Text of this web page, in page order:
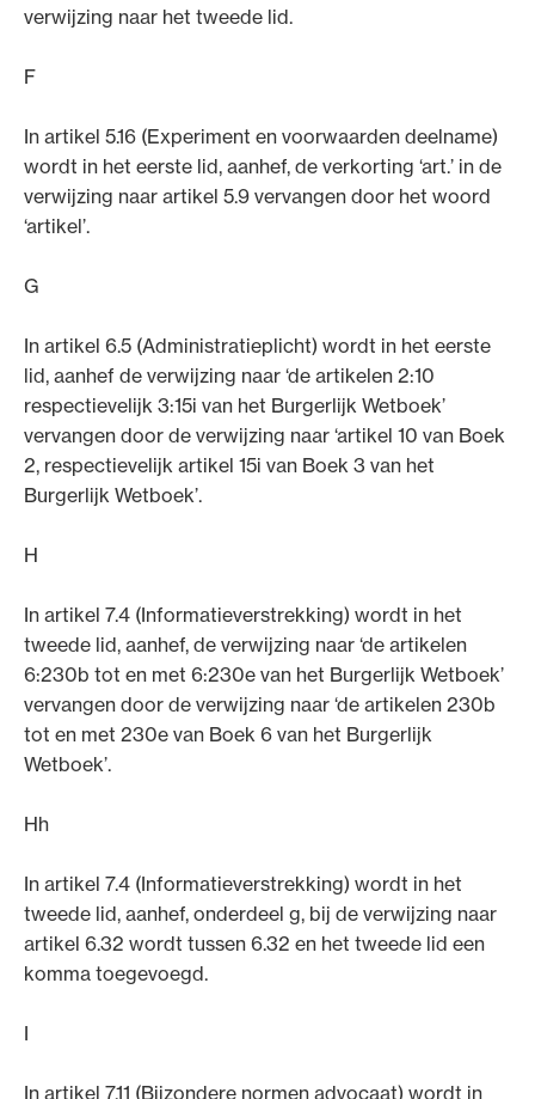
verwijzing naar het tweede lid.
F
In artikel 5.16 (Experiment en voorwaarden deelname)
wordt in het eerste lid, aanhef, de verkorting ‘art.’ in de
verwijzing naar artikel 5.9 vervangen door het woord
‘artikel’.
G
In artikel 6.5 (Administratieplicht) wordt in het eerste
lid, aanhef de verwijzing naar ‘de artikelen 2:10
respectievelijk 3:15i van het Burgerlijk Wetboek’
vervangen door de verwijzing naar ‘artikel 10 van Boek
2, respectievelijk artikel 15i van Boek 3 van het
Burgerlijk Wetboek’.
H
In artikel 7.4 (Informatieverstrekking) wordt in het
tweede lid, aanhef, de verwijzing naar ‘de artikelen
6:230b tot en met 6:230e van het Burgerlijk Wetboek’
vervangen door de verwijzing naar ‘de artikelen 230b
tot en met 230e van Boek 6 van het Burgerlijk
Wetboek’.
Hh
In artikel 7.4 (Informatieverstrekking) wordt in het
tweede lid, aanhef, onderdeel g, bij de verwijzing naar
artikel 6.32 wordt tussen 6.32 en het tweede lid een
komma toegevoegd.
I
In artikel 7.11 (Bijzondere normen advocaat) wordt in